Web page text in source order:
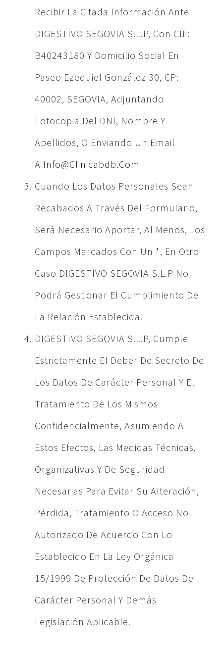
Recibir La Citada Información Ante
DIGESTIVO SEGOVIA S.L.P, Con CIF:
B40243180 Y Domicilio Social En
Paseo Ezequiel González 30, CP:
40002, SEGOVIA, Adjuntando
Fotocopia Del DNI, Nombre Y
Apellidos, O Enviando Un Email
A Info@clinicabdb.com
Cuando Los Datos Personales Sean
Recabados A Través Del Formulario,
Será Necesario Aportar, Al Menos, Los
Campos Marcados Con Un *, En Otro
Caso DIGESTIVO SEGOVIA S.L.P No
Podrá Gestionar El Cumplimiento De
La Relación Establecida.
DIGESTIVO SEGOVIA S.L.P, Cumple
Estrictamente El Deber De Secreto De
Los Datos De Carácter Personal Y El
Tratamiento De Los Mismos
Confidencialmente, Asumiendo A
Estos Efectos, Las Medidas Técnicas,
Organizativas Y De Seguridad
Necesarias Para Evitar Su Alteración,
Pérdida, Tratamiento O Acceso No
Autorizado De Acuerdo Con Lo
Establecido En La Ley Orgánica
15/1999 De Protección De Datos De
Carácter Personal Y Demás
Legislación Aplicable.